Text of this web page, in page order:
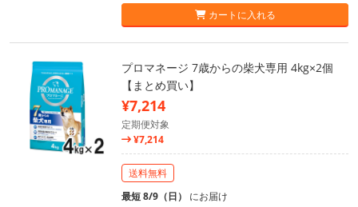
カートに入れる
プロマネージ 7歳からの柴犬専用 4kg×2個
【まとめ買い】
¥7,214
定期便対象
¥7,214
送料無料
最短 8/9（日） にお届け